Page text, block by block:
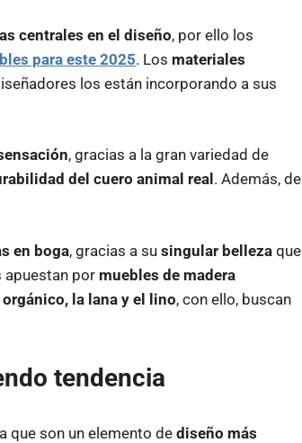
centrales en el diseño, por ello los
para este 2025. Los materiales
los están incorporando a sus
, gracias a la gran variedad de
del cuero animal real . Además, de
en boga, gracias a su singular belleza que
apuestan por muebles de madera
la lana y el lino, con ello, buscan
tendencia
que son un elemento de diseño más